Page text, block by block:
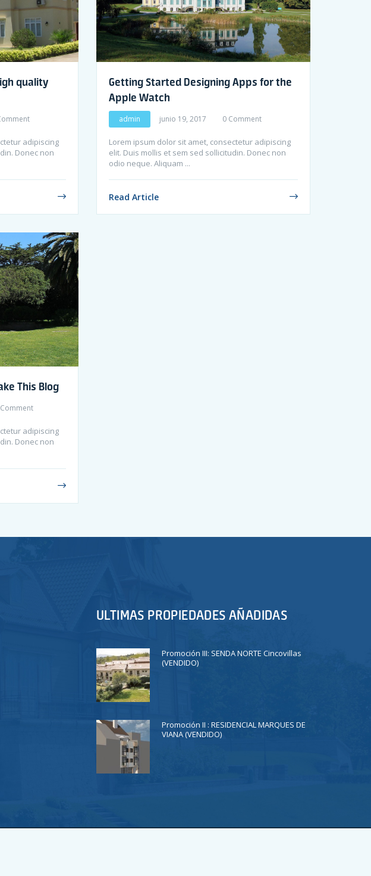
quality
adipiscing
Donec non
Getting Started Designing Apps for the
Apple Watch
admin junio 19, 2017 0 Comment
Lorem ipsum dolor sit amet, consectetur adipiscing
elit. Duis mollis et sem sed sollicitudin. Donec non
odio neque. Aliquam ...
Read Article
This Blog
adipiscing
Donec non
ULTIMAS PROPIEDADES AÑADIDAS
Promoción III: SENDA NORTE Cincovillas
(VENDIDO)
Promoción II : RESIDENCIAL MARQUES DE
VIANA (VENDIDO)